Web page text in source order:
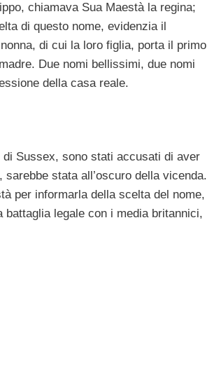
chiamava Sua Maestà la regina;
di questo nome, evidenzia il
di cui la loro figlia, porta il primo
Due nomi bellissimi, due nomi
della casa reale.
di Sussex, sono stati accusati di aver
stata all’oscuro della vicenda.
per informarla della scelta del nome,
legale con i media britannici,